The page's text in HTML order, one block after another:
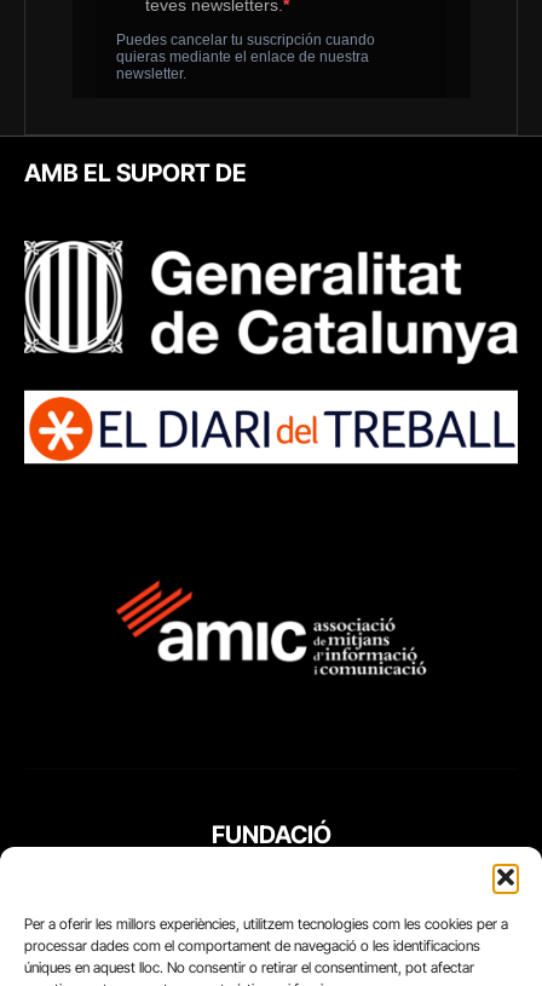
Per a oferir les millors experiències, utilitzem tecnologies com les cookies per a
processar dades com el comportament de navegació o les identificacions
úniques en aquest lloc. No consentir o retirar el consentiment, pot afectar
AMB EL SUPORT DE
FUNDACIÓ